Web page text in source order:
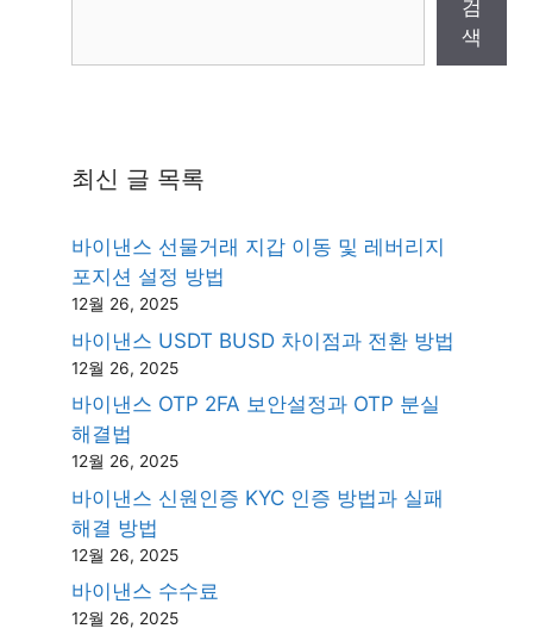
검
색
최신 글 목록
바이낸스 선물거래 지갑 이동 및 레버리지
포지션 설정 방법
12월 26, 2025
바이낸스 USDT BUSD 차이점과 전환 방법
12월 26, 2025
바이낸스 OTP 2FA 보안설정과 OTP 분실
해결법
12월 26, 2025
바이낸스 신원인증 KYC 인증 방법과 실패
해결 방법
12월 26, 2025
바이낸스 수수료
12월 26, 2025